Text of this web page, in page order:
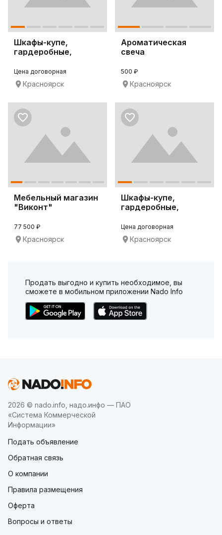
Шкафы-купе,
гардеробные,
Цена договорная
Красноярск
Ароматическая
свеча
500 ₽
Красноярск
Мебельный магазин
"Виконт"
77 500 ₽
Красноярск
Шкафы-купе,
гардеробные,
Цена договорная
Красноярск
Продать выгодно и купить необходимое, вы
сможете в мобильном приложении Nado Info
2026 © nado.info, надо.инфо — ПАО
«Система Коммерческой
Информации»
Подать объявление
Обратная связь
О компании
Правила размещения
Оферта
Вопросы и ответы